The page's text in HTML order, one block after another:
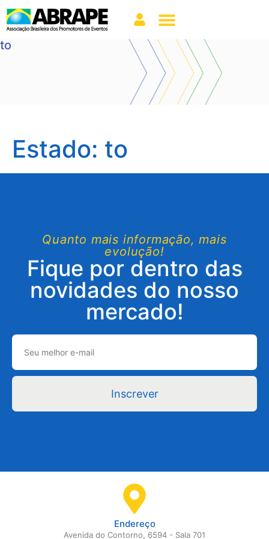
to
Estado: to
Quanto mais informação, mais
evolução!
Fique por dentro das
novidades do nosso
mercado!
Inscrever
Endereço
Avenida do Contorno, 6594 - Sala 701